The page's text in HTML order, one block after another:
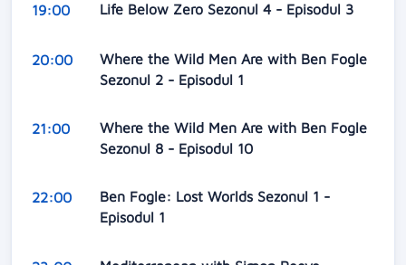
19:00 Life Below Zero Sezonul 4 - Episodul 3
20:00
Where the Wild Men Are with Ben Fogle
Sezonul 2 - Episodul 1
21:00
Where the Wild Men Are with Ben Fogle
Sezonul 8 - Episodul 10
22:00
Ben Fogle: Lost Worlds Sezonul 1 -
Episodul 1